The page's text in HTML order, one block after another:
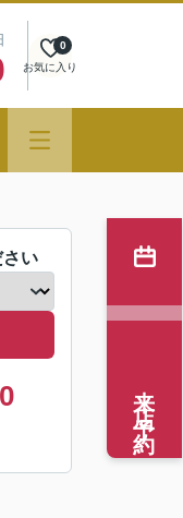
お気に入り
0
い
来店予約